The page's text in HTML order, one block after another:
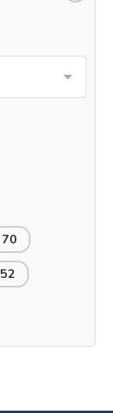
70